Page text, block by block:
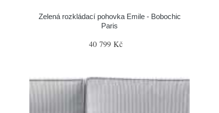
Zelená rozkládací pohovka Emile - Bobochic
Paris
40 799 Kč